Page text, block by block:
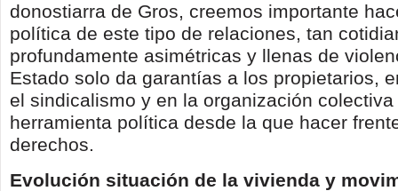
donostiarra de Gros, creemos importante
política de este tipo de relaciones, tan
profundamente asimétricas y llenas de
Estado solo da garantías a los propietarios,
el sindicalismo y en la organización colectiva
herramienta política desde la que hacer
derechos.
Evolución situación de la vivienda y